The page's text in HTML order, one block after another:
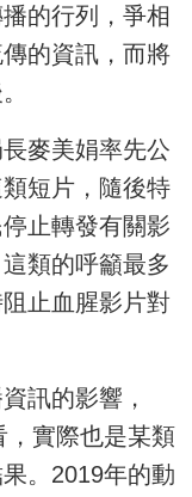
的行列，爭相
的資訊，而將
麥美娟率先公
短片，隨後特
止轉發有關影
類的呼籲最多
止血腥影片對
訊的影響，
，實際也是某類
。2019年的動